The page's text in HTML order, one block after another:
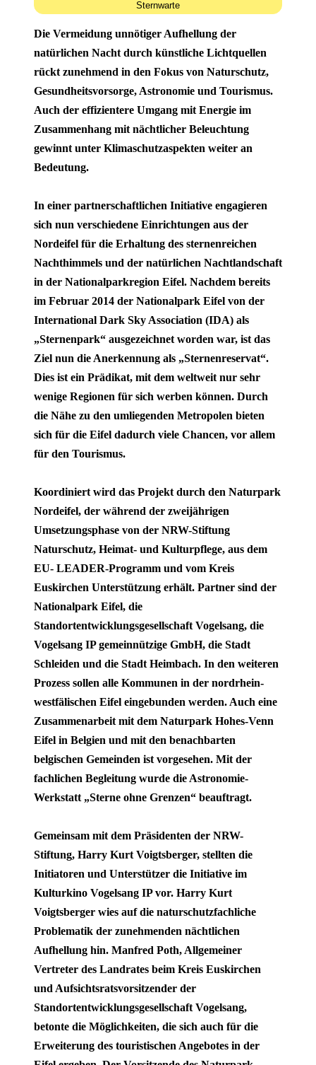
Sternwarte
Die Vermeidung unnötiger Aufhellung der
natürlichen Nacht durch künstliche Lichtquellen
rückt zunehmend in den Fokus von Naturschutz,
Gesundheitsvorsorge, Astronomie und Tourismus.
Auch der effizientere Umgang mit Energie im
Zusammenhang mit nächtlicher Beleuchtung
gewinnt unter Klimaschutzaspekten weiter an
Bedeutung.
In einer partnerschaftlichen Initiative engagieren
sich nun verschiedene Einrichtungen aus der
Nordeifel für die Erhaltung des sternenreichen
Nachthimmels und der natürlichen Nachtlandschaft
in der Nationalparkregion Eifel. Nachdem bereits
im Februar 2014 der Nationalpark Eifel von der
International Dark Sky Association (IDA) als
„Sternenpark“ ausgezeichnet worden war, ist das
Ziel nun die Anerkennung als „Sternenreservat“.
Dies ist ein Prädikat, mit dem weltweit nur sehr
wenige Regionen für sich werben können. Durch
die Nähe zu den umliegenden Metropolen bieten
sich für die Eifel dadurch viele Chancen, vor allem
für den Tourismus.
Koordiniert wird das Projekt durch den Naturpark
Nordeifel, der während der zweijährigen
Umsetzungsphase von der NRW-Stiftung
Naturschutz, Heimat- und Kulturpflege, aus dem
EU- LEADER-Programm und vom Kreis
Euskirchen Unterstützung erhält. Partner sind der
Nationalpark Eifel, die
Standortentwicklungsgesellschaft Vogelsang, die
Vogelsang IP gemeinnützige GmbH, die Stadt
Schleiden und die Stadt Heimbach. In den weiteren
Prozess sollen alle Kommunen in der nordrhein-
westfälischen Eifel eingebunden werden. Auch eine
Zusammenarbeit mit dem Naturpark Hohes-Venn
Eifel in Belgien und mit den benachbarten
belgischen Gemeinden ist vorgesehen. Mit der
fachlichen Begleitung wurde die Astronomie-
Werkstatt „Sterne ohne Grenzen“ beauftragt.
Gemeinsam mit dem Präsidenten der NRW-
Stiftung, Harry Kurt Voigtsberger, stellten die
Initiatoren und Unterstützer die Initiative im
Kulturkino Vogelsang IP vor. Harry Kurt
Voigtsberger wies auf die naturschutzfachliche
Problematik der zunehmenden nächtlichen
Aufhellung hin. Manfred Poth, Allgemeiner
Vertreter des Landrates beim Kreis Euskirchen
und Aufsichtsratsvorsitzender der
Standortentwicklungsgesellschaft Vogelsang,
betonte die Möglichkeiten, die sich auch für die
Erweiterung des touristischen Angebotes in der